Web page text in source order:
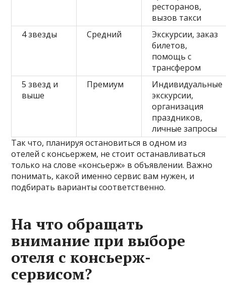
ресторанов,
вызов такси
4 звезды
Средний
Экскурсии, заказ
билетов,
помощь с
трансфером
5 звезд и
выше
Премиум
Индивидуальные
экскурсии,
организация
праздников,
личные запросы
Так что, планируя остановиться в одном из
отелей с консьержем, не стоит останавливаться
только на слове «консьерж» в объявлении. Важно
понимать, какой именно сервис вам нужен, и
подбирать варианты соответственно.
На что обращать
внимание при выборе
отеля с консьерж-
сервисом?